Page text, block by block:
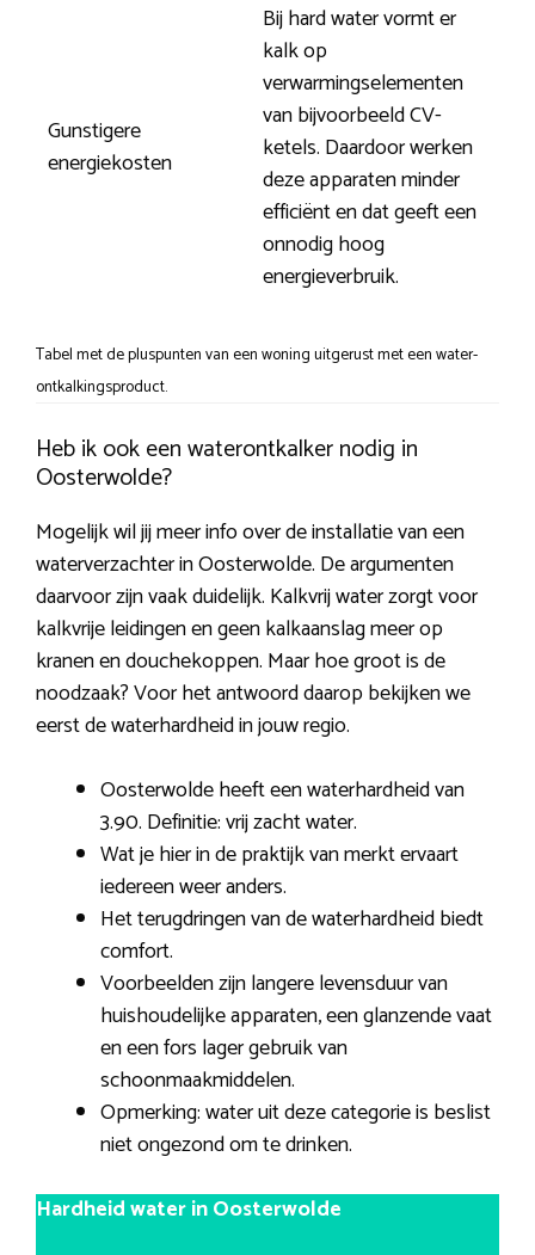
Gunstigere
energiekosten
Bij hard water vormt er
kalk op
verwarmingselementen
van bijvoorbeeld CV-
ketels. Daardoor werken
deze apparaten minder
efficiënt en dat geeft een
onnodig hoog
energieverbruik.
Tabel met de pluspunten van een woning uitgerust met een water-
ontkalkingsproduct.
Heb ik ook een waterontkalker nodig in
Oosterwolde?
Mogelijk wil jij meer info over de installatie van een
waterverzachter in Oosterwolde. De argumenten
daarvoor zijn vaak duidelijk. Kalkvrij water zorgt voor
kalkvrije leidingen en geen kalkaanslag meer op
kranen en douchekoppen. Maar hoe groot is de
noodzaak? Voor het antwoord daarop bekijken we
eerst de waterhardheid in jouw regio.
Oosterwolde heeft een waterhardheid van
3.90. Definitie: vrij zacht water.
Wat je hier in de praktijk van merkt ervaart
iedereen weer anders.
Het terugdringen van de waterhardheid biedt
comfort.
Voorbeelden zijn langere levensduur van
huishoudelijke apparaten, een glanzende vaat
en een fors lager gebruik van
schoonmaakmiddelen.
Opmerking: water uit deze categorie is beslist
niet ongezond om te drinken.
Hardheid water in Oosterwolde